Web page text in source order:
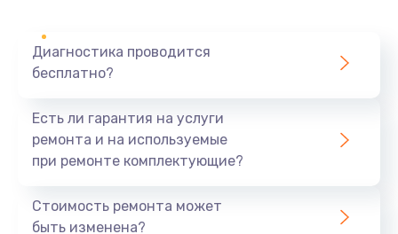
Диагностика проводится
бесплатно?
Есть ли гарантия на услуги
ремонта и на используемые
при ремонте комплектующие?
Стоимость ремонта может
быть изменена?